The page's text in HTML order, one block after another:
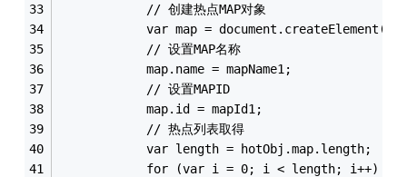
			// 创建热点MAP对象
var map =
			// 设置MAP名称
			map.name = mapName1;
			// 设置MAPID
			map.id = mapId1;
			// 热点列表取得
			var length = hotObj.map.length;
			for (var i = 0; i < length; i++) {